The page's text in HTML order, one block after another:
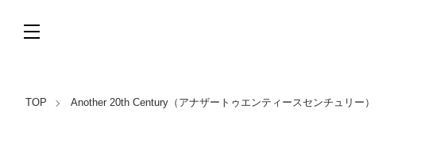
TOP Another 20th Century（アナザートゥエンティースセンチュリー）